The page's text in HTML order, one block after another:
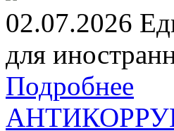
02.07.2026
для
Подробнее